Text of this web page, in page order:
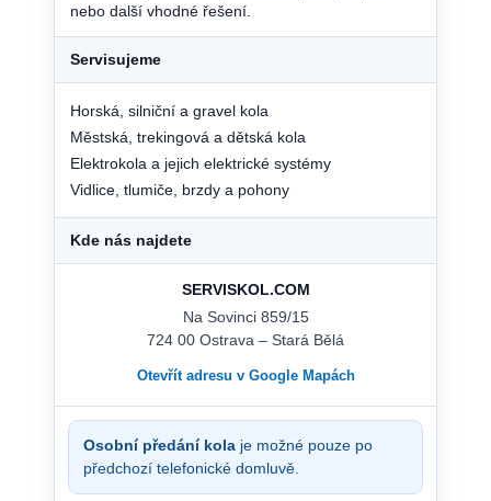
nebo další vhodné řešení.
Servisujeme
Horská, silniční a gravel kola
Městská, trekingová a dětská kola
Elektrokola a jejich elektrické systémy
Vidlice, tlumiče, brzdy a pohony
Kde nás najdete
SERVISKOL.COM
Na Sovinci 859/15
724 00 Ostrava – Stará Bělá
Otevřít adresu v Google Mapách
Osobní předání kola je možné pouze po
předchozí telefonické domluvě.